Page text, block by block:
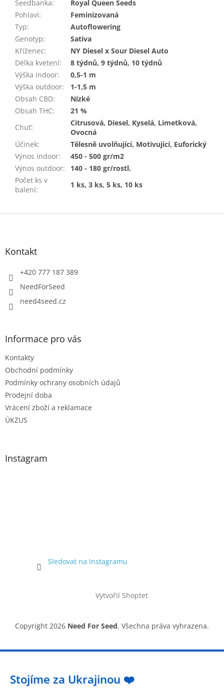
Seedbanka:
Royal Queen Seeds
Pohlaví:
Feminizovaná
Typ:
Autoflowering
Genotyp:
Sativa
Kříženec:
NY Diesel x Sour Diesel Auto
Délka kvetení:
8 týdnů, 9 týdnů, 10 týdnů
Výška indoor:
0,5-1 m
Výška outdoor:
1-1,5 m
Obsah CBD:
Nízké
Obsah THC:
21 %
Chuť:
Citrusová, Diesel, Kyselá, Limetková,
Ovocná
Účinek:
Tělesně uvolňující, Motivující, Euforický
Výnos indoor:
450 - 500 gr/m2
Výnos outdoor:
140 - 180 gr/rostl.
Počet ks v
balení:
1 ks, 3 ks, 5 ks, 10 ks
Z
Kontakt
+420 777 187 389
NeedForSeed
need4seed.cz
Informace pro vás
Kontakty
Obchodní podmínky
Podmínky ochrany osobních údajů
Prodejní doba
Vrácení zboží a reklamace
ÚKZUS
Instagram
Sledovat na Instagramu
Vytvořil Shoptet
Copyright 2026 Need For Seed. Všechna práva vyhrazena.
Stojíme za Ukrajinou ❤️